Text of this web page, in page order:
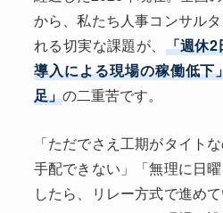
から、私たち人事コンサル
れる切実な課題が、 「週休2
導入による現場の稼働低下
足」の二重苦です。
「ただでさえ工期がタイト
手配できない」「無理に日
したら、リレー方式で進め